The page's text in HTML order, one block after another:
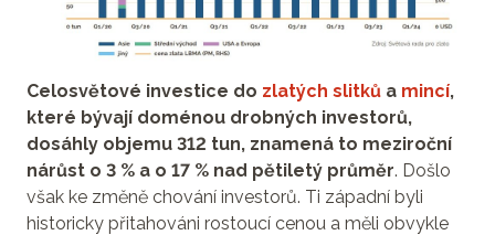
Celosvětové investice do zlatých slitků a mincí,
které bývají doménou drobných investorů,
dosáhly objemu 312 tun, znamená to meziroční
nárůst o 3 % a o 17 % nad pětiletý průměr. Došlo
však ke změně chování investorů. Ti západní byli
historicky přitahováni rostoucí cenou a měli obvykle